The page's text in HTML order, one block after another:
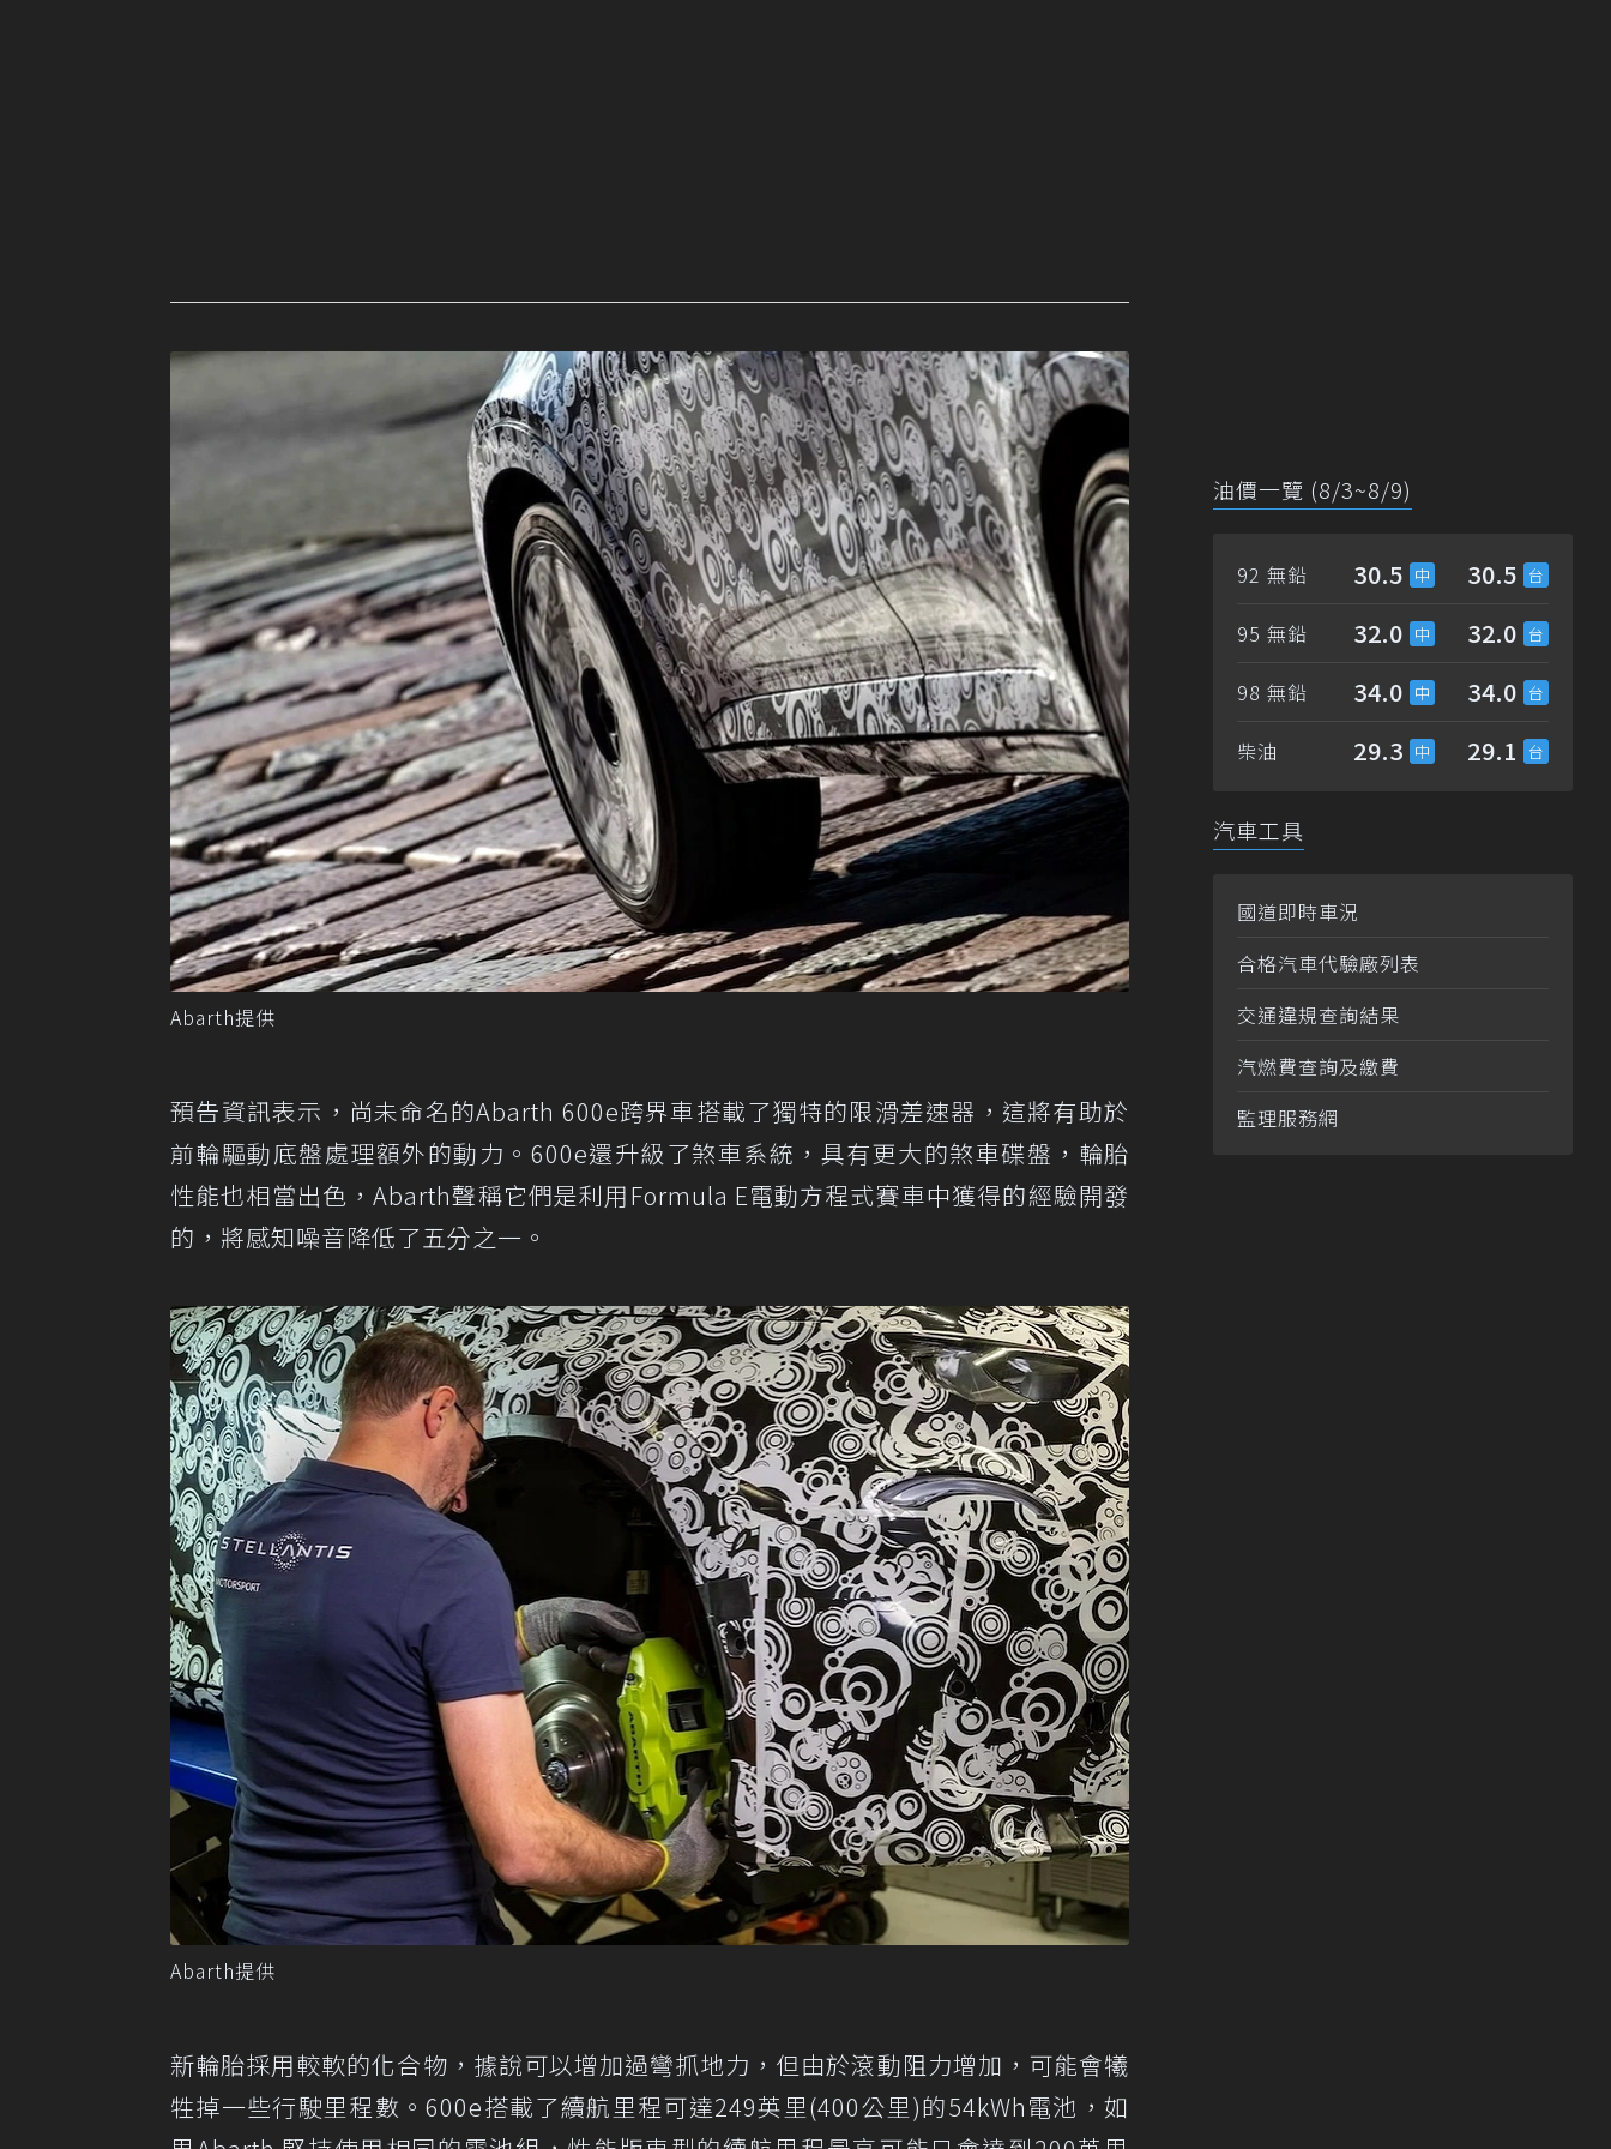
Abarth提供
預告資訊表示，尚未命名的Abarth 600e跨界車搭載了獨特的限滑差速器，這將有助於
前輪驅動底盤處理額外的動力。600e還升級了煞車系統，具有更大的煞車碟盤，輪胎
性能也相當出色，Abarth聲稱它們是利用Formula E電動方程式賽車中獲得的經驗開發
的，將感知噪音降低了五分之一。
Abarth提供
新輪胎採用較軟的化合物，據說可以增加過彎抓地力，但由於滾動阻力增加，可能會犧
牲掉一些行駛里程數。600e搭載了續航里程可達249英里(400公里)的54kWh電池，如
油價一覽 (8/3~8/9)
92 無鉛 30.5 30.5
95 無鉛 32.0 32.0
98 無鉛 34.0 34.0
柴油 29.3 29.1
汽車工具
國道即時車況
合格汽車代驗廠列表
交通違規查詢結果
汽燃費查詢及繳費
監理服務網